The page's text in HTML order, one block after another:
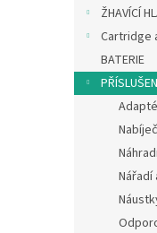
ŽHAVÍCÍ
Cartridge
BATERIE
Nářadí